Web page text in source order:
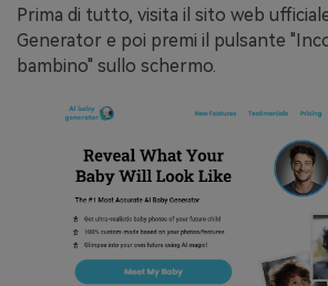
Prima di tutto, visita il sito web
Generator e poi premi il pulsante
bambino" sullo schermo.